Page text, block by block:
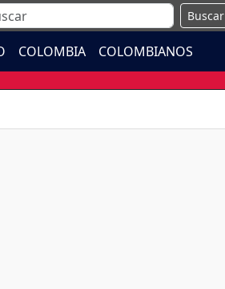
Buscar
COLOMBIA COLOMBIANOS